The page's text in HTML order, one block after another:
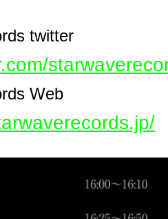
twitter
Web